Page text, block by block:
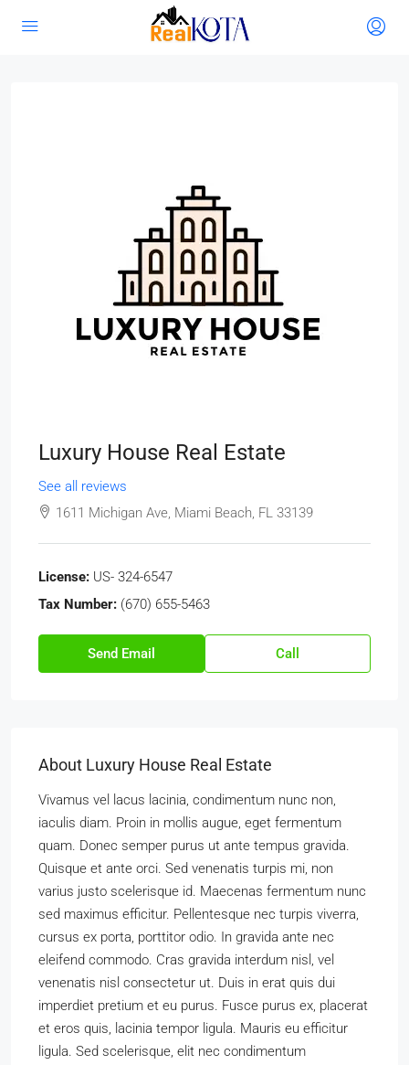
Luxury House Real Estate
See all reviews
1611 Michigan Ave, Miami Beach, FL 33139
License: US- 324-6547
Tax Number: (670) 655-5463
Send Email Call
About Luxury House Real Estate
Vivamus vel lacus lacinia, condimentum nunc non,
iaculis diam. Proin in mollis augue, eget fermentum
quam. Donec semper purus ut ante tempus gravida.
Quisque et ante orci. Sed venenatis turpis mi, non
varius justo scelerisque id. Maecenas fermentum nunc
sed maximus efficitur. Pellentesque nec turpis viverra,
cursus ex porta, porttitor odio. In gravida ante nec
eleifend commodo. Cras gravida interdum nisl, vel
venenatis nisl consectetur ut. Duis in erat quis dui
imperdiet pretium et eu purus. Fusce purus ex, placerat
et eros quis, lacinia tempor ligula. Mauris eu efficitur
ligula. Sed scelerisque, elit nec condimentum